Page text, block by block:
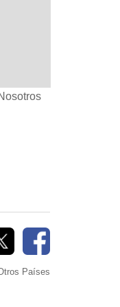
Países